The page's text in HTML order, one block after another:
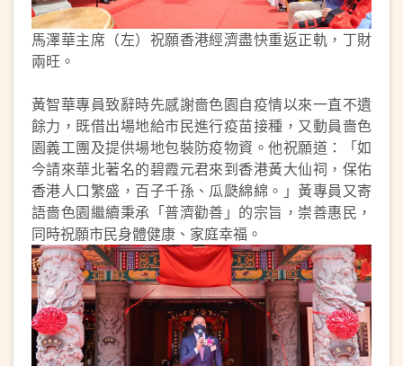
馬澤華主席（左）祝願香港經濟盡快重返正軌，丁財
兩旺。
黃智華專員致辭時先感謝嗇色園自疫情以來一直不遺
餘力，既借出場地給市民進行疫苗接種，又動員嗇色
園義工團及提供場地包裝防疫物資。他祝願道：「如
今請來華北著名的碧霞元君來到香港黃大仙祠，保佑
香港人口繁盛，百子千孫、瓜瓞綿綿。」黃專員又寄
語嗇色園繼續秉承「普濟勸善」的宗旨，崇善惠民，
同時祝願市民身體健康、家庭幸福。